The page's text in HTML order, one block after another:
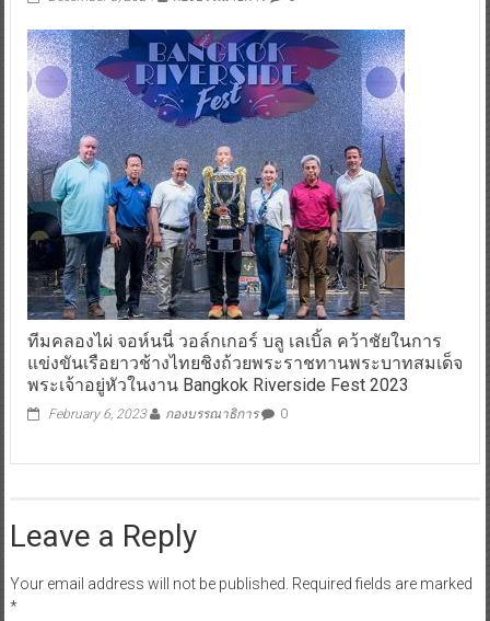
ทีมคลองไผ่ จอห์นนี่ วอล์กเกอร์ บลู เลเบิ้ล คว้าชัยในการ
แข่งขันเรือยาวช้างไทยชิงถ้วยพระราชทานพระบาทสมเด็จ
พระเจ้าอยู่หัวในงาน Bangkok Riverside Fest 2023
February 6, 2023 กองบรรณาธิการ 0
Leave a Reply
Your email address will not be published. Required fields are marked
*